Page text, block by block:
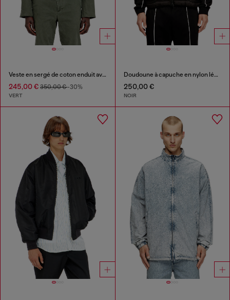
Veste en sergé de coton enduit avec détails motard
245,00 € 350,00 €-30%
VERT
Doudoune à capuche en nylon léger
250,00 €
NOIR